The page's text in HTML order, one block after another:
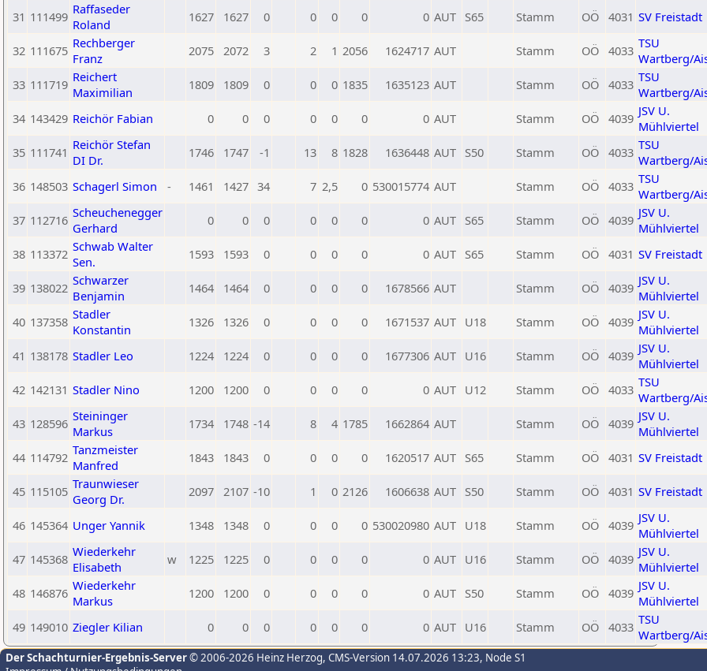
31 111499 Raffaseder
Roland
1627 1627 0 0 0 0 0 AUT S65 Stamm OÖ 4031 SV Freistadt
32 111675 Rechberger
Franz
2075 2072 3 2 1 2056 1624717 AUT Stamm OÖ 4033 TSU
Wartberg/
33 111719 Reichert
Maximilian
1809 1809 0 0 0 1835 1635123 AUT Stamm OÖ 4033 TSU
Wartberg/
34 143429 Reichör Fabian 0 0 0 0 0 0 0 AUT Stamm OÖ 4039 JSV U.
Mühlviertel
35 111741 Reichör Stefan
DI Dr.
1746 1747 -1 13 8 1828 1636448 AUT S50 Stamm OÖ 4033 TSU
Wartberg/
36 148503 Schagerl Simon - 1461 1427 34 7 2,5 0 530015774 AUT Stamm OÖ 4033 TSU
Wartberg/
37 112716 Scheuchenegger
Gerhard
0 0 0 0 0 0 0 AUT S65 Stamm OÖ 4039 JSV U.
Mühlviertel
38 113372 Schwab Walter
Sen.
1593 1593 0 0 0 0 0 AUT S65 Stamm OÖ 4031 SV Freistadt
39 138022 Schwarzer
Benjamin
1464 1464 0 0 0 0 1678566 AUT Stamm OÖ 4039 JSV U.
Mühlviertel
40 137358 Stadler
Konstantin
1326 1326 0 0 0 0 1671537 AUT U18 Stamm OÖ 4039 JSV U.
Mühlviertel
41 138178 Stadler Leo 1224 1224 0 0 0 0 1677306 AUT U16 Stamm OÖ 4039 JSV U.
Mühlviertel
42 142131 Stadler Nino 1200 1200 0 0 0 0 0 AUT U12 Stamm OÖ 4033 TSU
Wartberg/
43 128596 Steininger
Markus
1734 1748 -14 8 4 1785 1662864 AUT Stamm OÖ 4039 JSV U.
Mühlviertel
44 114792 Tanzmeister
Manfred
1843 1843 0 0 0 0 1620517 AUT S65 Stamm OÖ 4031 SV Freistadt
45 115105 Traunwieser
Georg Dr.
2097 2107 -10 1 0 2126 1606638 AUT S50 Stamm OÖ 4031 SV Freistadt
46 145364 Unger Yannik 1348 1348 0 0 0 0 530020980 AUT U18 Stamm OÖ 4039 JSV U.
Mühlviertel
47 145368 Wiederkehr
Elisabeth
w 1225 1225 0 0 0 0 0 AUT U16 Stamm OÖ 4039 JSV U.
Mühlviertel
48 146876 Wiederkehr
Markus
1200 1200 0 0 0 0 0 AUT S50 Stamm OÖ 4039 JSV U.
Mühlviertel
49 149010 Ziegler Kilian 0 0 0 0 0 0 0 AUT U16 Stamm OÖ 4033 TSU
Wartberg/
Der Schachturnier-Ergebnis-Server© 2006-2026 Heinz Herzog, CMS-Version 14.07.2026 13:23, Node S1